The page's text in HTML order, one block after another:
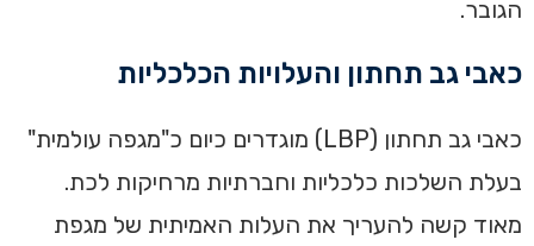
הגובר.
כאבי גב תחתון והעלויות הכלכליות
כאבי גב תחתון (LBP) מוגדרים כיום כ"מגפה עולמית"
בעלת השלכות כלכליות וחברתיות מרחיקות לכת.
מאוד קשה להעריך את העלות האמיתית של מגפת